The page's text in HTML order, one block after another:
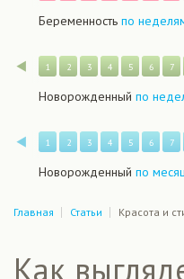
Беременность по
Назад
1 2 3 4 5 6 7
Новорожденный по
Назад
1 2 3 4 5 6 7
Новорожденный по
Главная Статьи Красота и
Как